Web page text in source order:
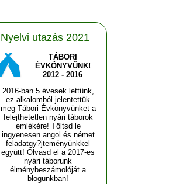
Nyelvi utazás 2021
TÁBORI
ÉVKÖNYVÜNK!
2012 - 2016
2016-ban 5 évesek lettünk,
ez alkalomból jelentettük
meg Tábori Évkönyvünket a
felejthetetlen nyári táborok
emlékére! Töltsd le
ingyenesen angol és német
feladatgy?jteményünkkel
együtt! Olvasd el a 2017-es
nyári táborunk
élménybeszámolóját a
blogunkban!